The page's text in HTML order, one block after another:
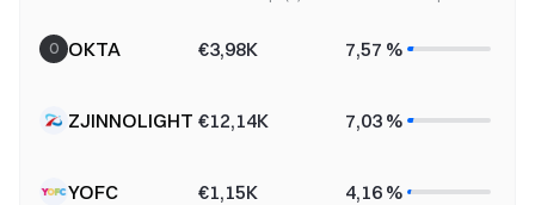
O OKTA €3,98K 7,57 %
ZJINNOLIGHT €12,14K 7,03 %
YOFC €1,15K 4,16 %